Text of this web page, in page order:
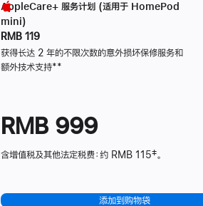
AppleCare+ 服务计划 (适用于 HomePod
mini)
RMB 119
获得长达 2 年的不限次数的意外损坏保修服务和
额外技术支持脚
**
RMB 999
含增值税及其他法定税费：约 RMB 115‡。
添加到购物袋